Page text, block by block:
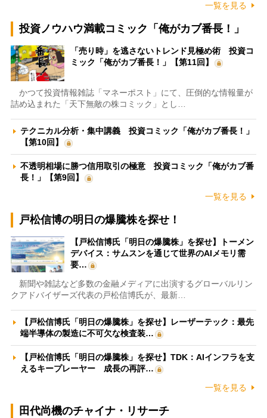
一覧を見る
投資ノウハウ満載コミック「俺がカブ番長！」
「売り時」を逃さないトレンド見極め術 投資コ
ミック「俺がカブ番長！」【第11回】
かつて投資情報雑誌「マネーポスト」にて、圧倒的な情報量が
詰め込まれた「天下無敵の株コミック」とし…
テクニカル分析・集中講義 投資コミック「俺がカブ番長！」
【第10回】
不透明相場に勝つ信用取引の極意 投資コミック「俺がカブ番
長！」【第9回】
一覧を見る
戸松信博の明日の爆騰株を探せ！
【戸松信博氏「明日の爆騰株」を探せ】トーメン
デバイス：サムスンを通じて世界のAIメモリ需
要…
新聞や雑誌など多数の金融メディアに出演するグローバルリン
クアドバイザーズ代表の戸松信博氏が、最新…
【戸松信博氏「明日の爆騰株」を探せ】レーザーテック：最先
端半導体の製造に不可欠な検査装…
【戸松信博氏「明日の爆騰株」を探せ】TDK：AIインフラを支
えるキープレーヤー 成長の再評…
一覧を見る
田代尚機のチャイナ・リサーチ